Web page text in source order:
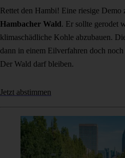
Rettet den Hambi! Eine riesige Demo
Hambacher Wald. Er sollte gerodet
klimaschädliche Kohle abzubauen.
dann in einem Eilverfahren doch
Der Wald darf bleiben.
Jetzt abstimmen